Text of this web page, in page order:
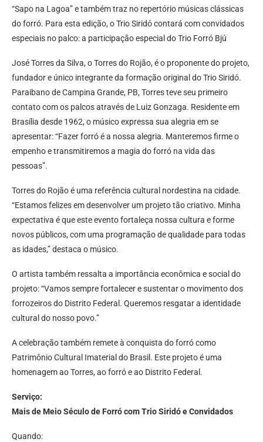
“Sapo na Lagoa” e também traz no repertório músicas clássicas
do forró. Para esta edição, o Trio Siridó contará com convidados
especiais no palco: a participação especial do Trio Forró Bjú
José Torres da Silva, o Torres do Rojão, é o proponente do projeto,
fundador e único integrante da formação original do Trio Siridó.
Paraibano de Campina Grande, PB, Torres teve seu primeiro
contato com os palcos através de Luiz Gonzaga. Residente em
Brasília desde 1962, o músico expressa sua alegria em se
apresentar: “Fazer forró é a nossa alegria. Manteremos firme o
empenho e transmitiremos a magia do forró na vida das
pessoas”.
Torres do Rojão é uma referência cultural nordestina na cidade.
“Estamos felizes em desenvolver um projeto tão criativo. Minha
expectativa é que este evento fortaleça nossa cultura e forme
novos públicos, com uma programação de qualidade para todas
as idades,” destaca o músico.
O artista também ressalta a importância econômica e social do
projeto: “Vamos sempre fortalecer e sustentar o movimento dos
forrozeiros do Distrito Federal. Queremos resgatar a identidade
cultural do nosso povo.”
A celebração também remete à conquista do forró como
Patrimônio Cultural Imaterial do Brasil. Este projeto é uma
homenagem ao Torres, ao forró e ao Distrito Federal.
Serviço:
Mais de Meio Século de Forró com Trio Siridó e Convidados
Quando: